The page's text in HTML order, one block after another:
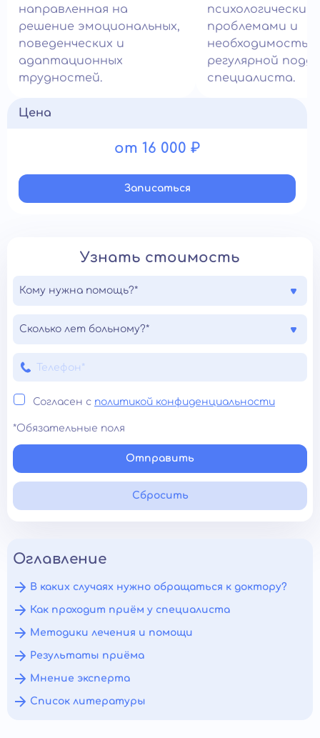
направленная на
решение эмоциональных,
поведенческих и
адаптационных
трудностей.
проблемами и
необходимостью
регулярной
специалиста.
Цена
от 16 000 ₽
Записатьcя
Узнать стоимость
Кому нужна помощь?*
Сколько лет больному?*
Согласен с политикой конфиденциальности
*Обязательные поля
Отправить
Сбросить
Оглавление
В каких случаях нужно обращаться к доктору?
Как проходит приём у специалиста
Методики лечения и помощи
Результаты приёма
Мнение эксперта
Список литературы